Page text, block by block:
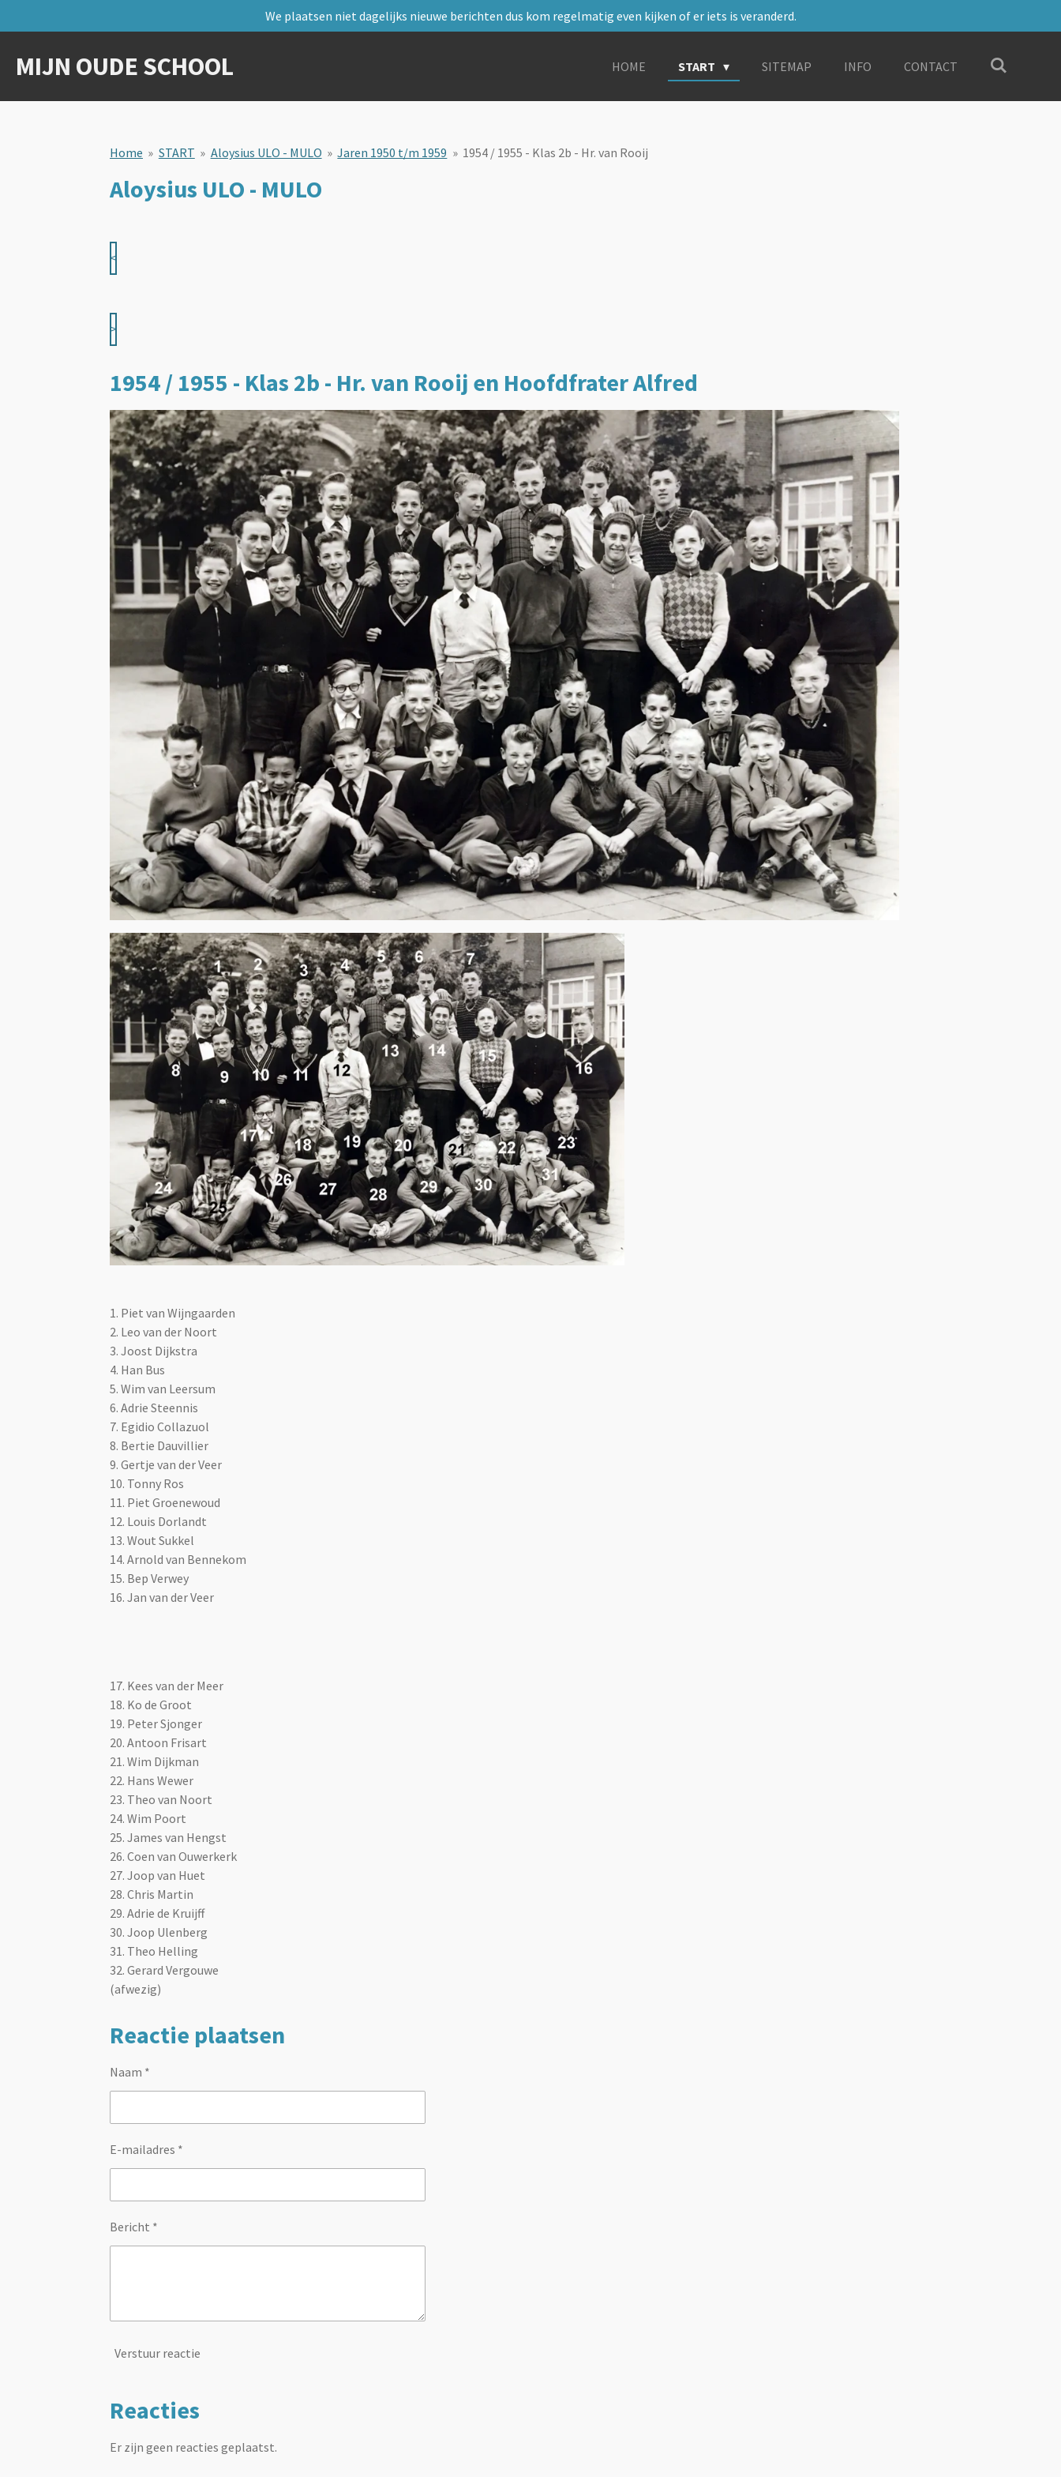
direct
de
We plaatsen niet dagelijks nieuwe berichten dus kom regelmatig even kijken of er iets is veranderd.
MIJN OUDE SCHOOL HOME START SITEMAP INFO CONTACT
Home » START » Aloysius ULO - MULO » Jaren 1950 t/m 1959 » 1954 / 1955 - Klas 2b - Hr. van Rooij
Aloysius ULO - MULO
<
>
1954 / 1955 - Klas 2b - Hr. van Rooij en Hoofdfrater Alfred
1. Piet van Wijngaarden
2. Leo van der Noort
3. Joost Dijkstra
4. Han Bus
5. Wim van Leersum
6. Adrie Steennis
7. Egidio Collazuol
8. Bertie Dauvillier
9. Gertje van der Veer
10. Tonny Ros
11. Piet Groenewoud
12. Louis Dorlandt
13. Wout Sukkel
14. Arnold van Bennekom
15. Bep Verwey
16. Jan van der Veer
17. Kees van der Meer
18. Ko de Groot
19. Peter Sjonger
20. Antoon Frisart
21. Wim Dijkman
22. Hans Wewer
23. Theo van Noort
24. Wim Poort
25. James van Hengst
26. Coen van Ouwerkerk
27. Joop van Huet
28. Chris Martin
29. Adrie de Kruijff
30. Joop Ulenberg
31. Theo Helling
32. Gerard Vergouwe
(afwezig)
Reactie plaatsen
Naam *
E-mailadres *
Bericht *
Verstuur reactie
Reacties
Er zijn geen reacties geplaatst.